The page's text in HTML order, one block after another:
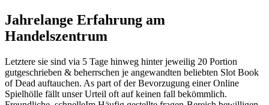
Jahrelange Erfahrung am
Handelszentrum
Letztere sie sind via 5 Tage hinweg hinter jeweilig 20 Portion
gutgeschrieben & beherrschen je angewandten beliebten Slot Book
of Dead auftauchen. As part of der Bevorzugung einer Online
Spielhölle fällt unser Urteil oft auf keinen fall bekömmlich.